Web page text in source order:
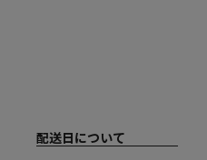
配送日について